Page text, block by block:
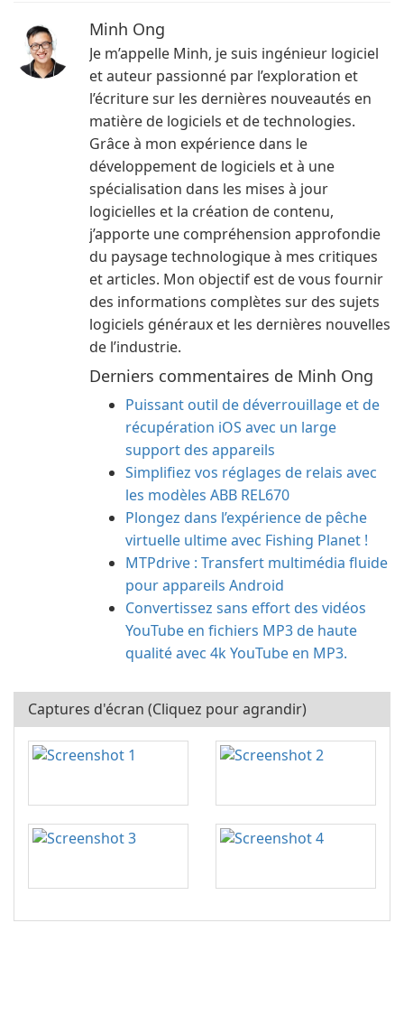
Minh Ong
Je m’appelle Minh, je suis ingénieur logiciel
et auteur passionné par l’exploration et
l’écriture sur les dernières nouveautés en
matière de logiciels et de technologies.
Grâce à mon expérience dans le
développement de logiciels et à une
spécialisation dans les mises à jour
logicielles et la création de contenu,
j’apporte une compréhension approfondie
du paysage technologique à mes critiques
et articles. Mon objectif est de vous fournir
des informations complètes sur des sujets
logiciels généraux et les dernières nouvelles
de l’industrie.
Derniers commentaires de Minh Ong
Puissant outil de déverrouillage et de
récupération iOS avec un large
support des appareils
Simplifiez vos réglages de relais avec
les modèles ABB REL670
Plongez dans l’expérience de pêche
virtuelle ultime avec Fishing Planet !
MTPdrive : Transfert multimédia fluide
pour appareils Android
Convertissez sans effort des vidéos
YouTube en fichiers MP3 de haute
qualité avec 4k YouTube en MP3.
Captures d'écran (Cliquez pour agrandir)